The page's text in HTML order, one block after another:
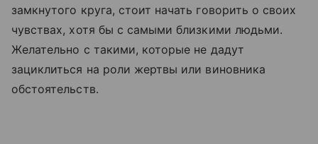
замкнутого круга, стоит начать говорить о своих
чувствах, хотя бы с самыми близкими людьми.
Желательно с такими, которые не дадут
зациклиться на роли жертвы или виновника
обстоятельств.